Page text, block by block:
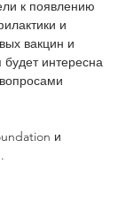
к появлению
и
вакцин и
интересна
и